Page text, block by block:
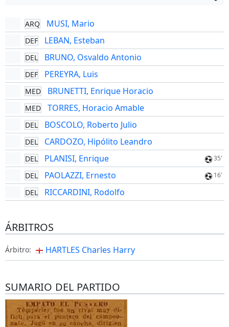
ARQ MUSI, Mario
DEF LEBAN, Esteban
DEL BRUNO, Osvaldo Antonio
DEF PEREYRA, Luis
MED BRUNETTI, Enrique Horacio
MED TORRES, Horacio Amable
DEL BOSCOLO, Roberto Julio
DEL CARDOZO, Hipólito Leandro
DEL PLANISI, Enrique 35'
DEL PAOLAZZI, Ernesto 16'
DEL RICCARDINI, Rodolfo
ÁRBITROS
Árbitro: HARTLES Charles Harry
SUMARIO DEL PARTIDO